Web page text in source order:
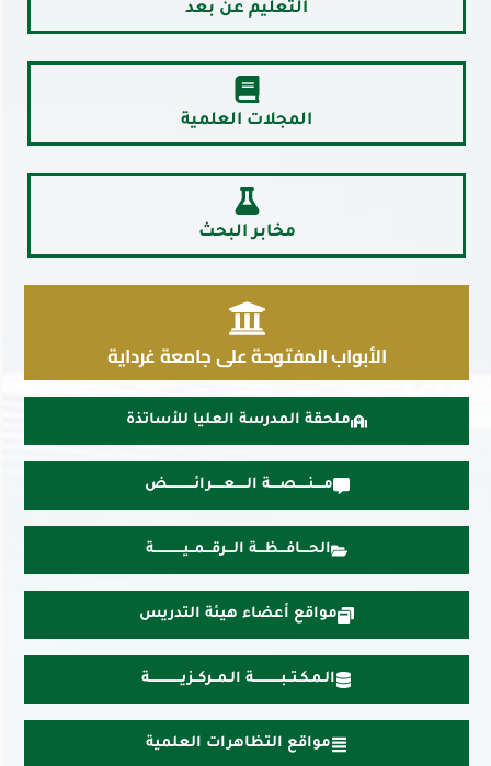
التعليم عن بعد
المجلات العلمية
مخابر البحث
الأبواب المفتوحة على جامعة غرداية
ملحقة المدرسة العليا للأساتذة
مــــنـــــصــــة الـــــعـــــرائــــــــــــض
الحــــافـــظـــة الـــرقـــمــيـــــــــــــة
مواقع أعضاء هيئة التدريس
الـمـكـتــبــــــــــــة الـمــركــزيــــــــــــــة
مواقع التظاهرات العلمية